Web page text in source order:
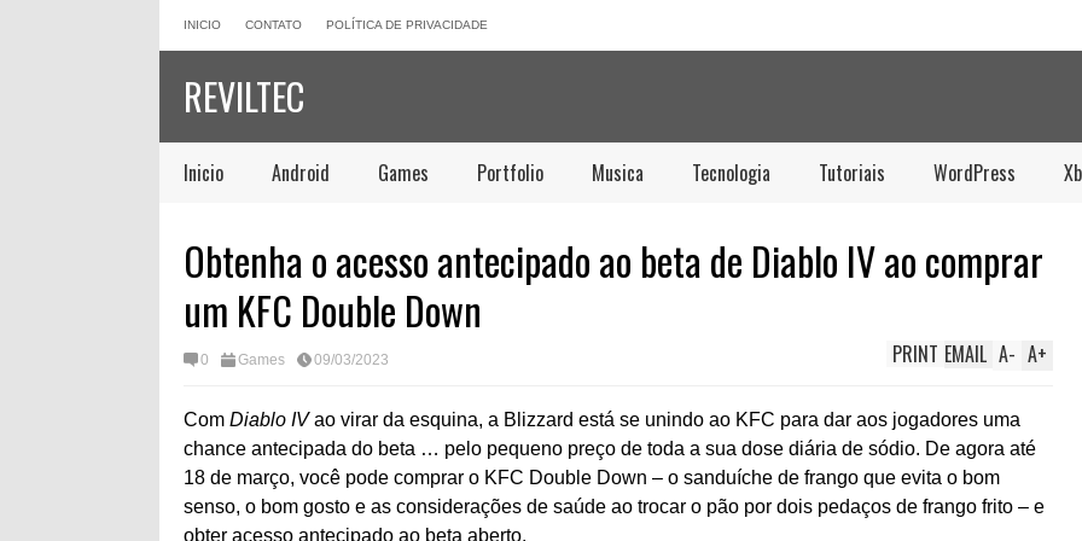
INICIO CONTATO POLÍTICA DE PRIVACIDADE
REVILTEC
Inicio Android Games Portfolio Musica Tecnologia Tutoriais WordPress
Obtenha o acesso antecipado ao beta de Diablo IV ao comprar
um KFC Double Down
0 Games 09/03/2023 A+
A-
EMAIL
PRINT
Com Diablo IVao virar da esquina, a Blizzard está se unindo ao KFC para dar aos jogadores uma
chance antecipada do beta … pelo pequeno preço de toda a sua dose diária de sódio. De agora até
18 de março, você pode comprar o KFC Double Down – o sanduíche de frango que evita o bom
senso, o bom gosto e as considerações de saúde ao trocar o pão por dois pedaços de frango frito – e
obter acesso antecipado ao beta aberto.